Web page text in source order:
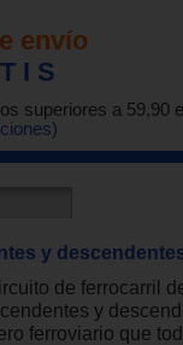
envío
I S
superiores a 59,90
y
de ferrocarril
y
ferroviario que